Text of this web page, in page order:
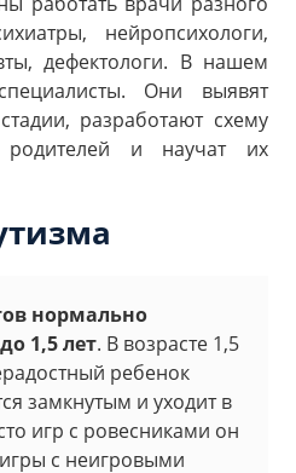
нейропсихологи,
дефектологи. В нашем
Они выявят
разработают схему
родителей и научат их
нормально
1,5 лет. В возрасте 1,5
ребенок
замкнутым и уходит в
игр с ровесниками он
с неигровыми